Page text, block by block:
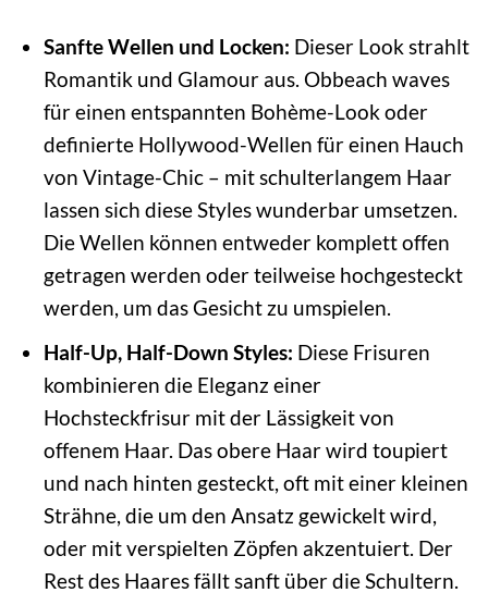
Sanfte Wellen und Locken: Dieser Look strahlt
Romantik und Glamour aus. Obbeach waves
für einen entspannten Bohème-Look oder
definierte Hollywood-Wellen für einen Hauch
von Vintage-Chic – mit schulterlangem Haar
lassen sich diese Styles wunderbar umsetzen.
Die Wellen können entweder komplett offen
getragen werden oder teilweise hochgesteckt
werden, um das Gesicht zu umspielen.
Half-Up, Half-Down Styles: Diese Frisuren
kombinieren die Eleganz einer
Hochsteckfrisur mit der Lässigkeit von
offenem Haar. Das obere Haar wird toupiert
und nach hinten gesteckt, oft mit einer kleinen
Strähne, die um den Ansatz gewickelt wird,
oder mit verspielten Zöpfen akzentuiert. Der
Rest des Haares fällt sanft über die Schultern.